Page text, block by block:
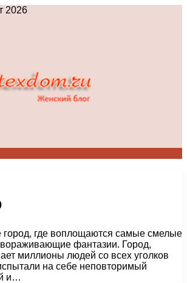
2026
город, где воплощаются самые смелые
фантазии. Город,
миллионы людей со всех уголков
на себе неповторимый
и…